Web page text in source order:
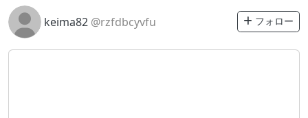
keima82 @rzfdbcyvfu フォロー